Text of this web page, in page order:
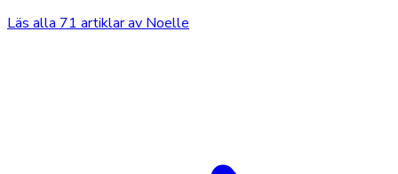
Läs alla 71 artiklar av Noelle